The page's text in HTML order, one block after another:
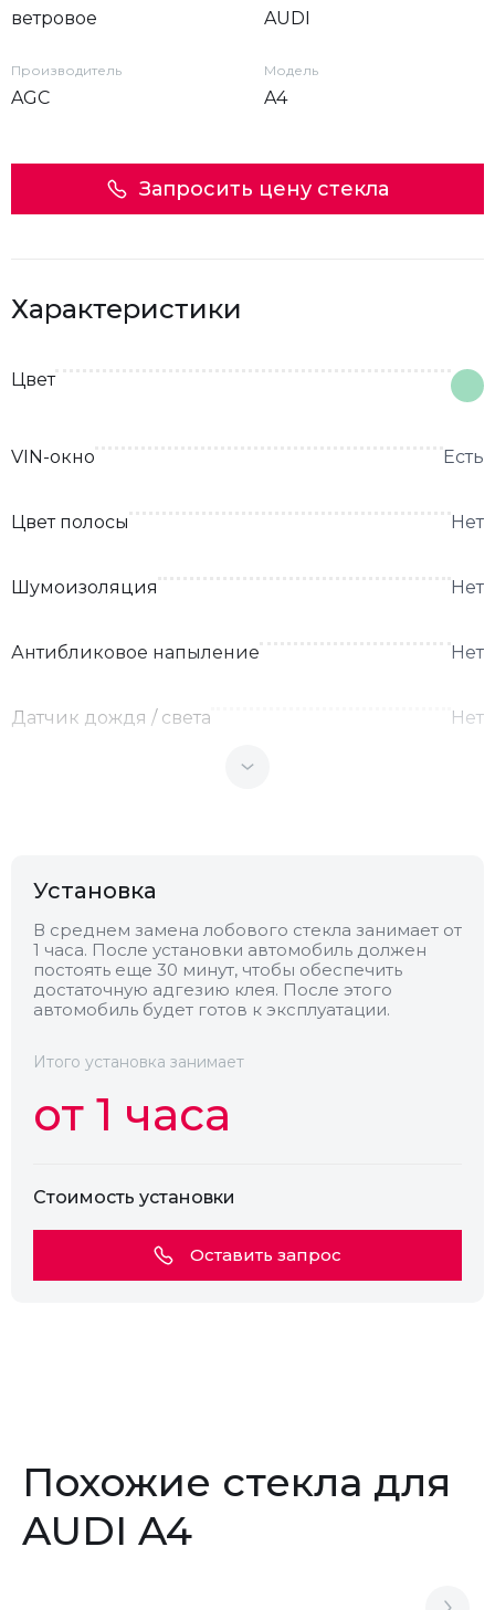
ветровое AUDI
Производитель
AGC
Модель
A4
Запросить цену стекла
Характеристики
Цвет
VIN-окно Есть
Цвет полосы Нет
Шумоизоляция Нет
Антибликовое напыление Нет
Датчик дождя / света Нет
Обогрев
Установка
В среднем замена лобового стекла занимает от
1 часа. После установки автомобиль должен
постоять еще 30 минут, чтобы обеспечить
достаточную адгезию клея. После этого
автомобиль будет готов к эксплуатации.
Итого установка занимает
от 1 часа
Стоимость установки
Оставить запрос
Похожие стекла для
AUDI A4